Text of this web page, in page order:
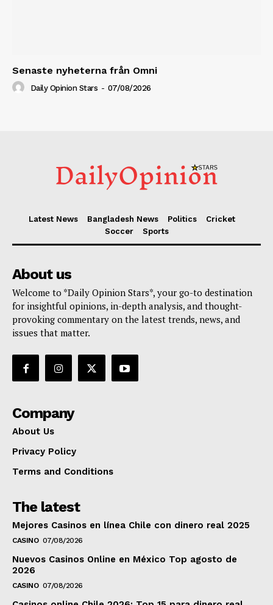
Senaste nyheterna från Omni
Daily Opinion Stars - 07/08/2026
Latest News Bangladesh News Politics
Cricket
Soccer
Sports
About us
Welcome to *Daily Opinion Stars*, your go-to destination
for insightful opinions, in-depth analysis, and thought-
provoking commentary on the latest trends, news, and
issues that matter.
Company
About Us
Privacy Policy
Terms and Conditions
The latest
Mejores Casinos en línea Chile con dinero real 2025
CASINO 07/08/2026
Nuevos Casinos Online en México Top agosto de
2026
CASINO 07/08/2026